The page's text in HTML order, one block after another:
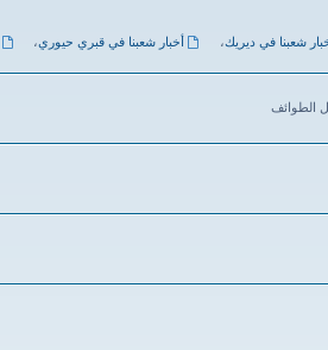
شعبنا في ديريك، أخبار شعبنا في قبري حيوري،
الطوائف